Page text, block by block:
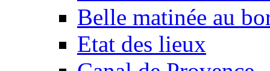
Belle matinée au
Etat des lieux